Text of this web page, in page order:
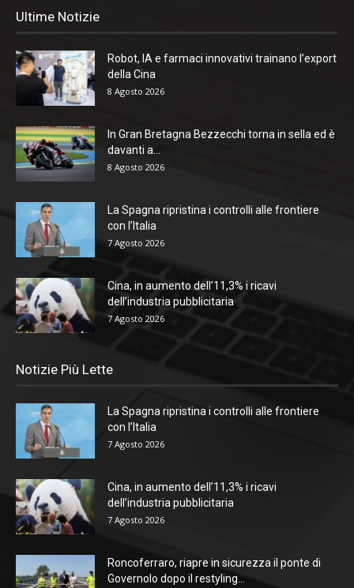
Ultime Notizie
Robot, IA e farmaci innovativi trainano l’export
della Cina
8 Agosto 2026
In Gran Bretagna Bezzecchi torna in sella ed è
davanti a...
8 Agosto 2026
La Spagna ripristina i controlli alle frontiere
con l’Italia
7 Agosto 2026
Cina, in aumento dell’11,3% i ricavi
dell’industria pubblicitaria
7 Agosto 2026
Notizie Più Lette
La Spagna ripristina i controlli alle frontiere
con l’Italia
7 Agosto 2026
Cina, in aumento dell’11,3% i ricavi
dell’industria pubblicitaria
7 Agosto 2026
Roncoferraro, riapre in sicurezza il ponte di
Governolo dopo il restyling...